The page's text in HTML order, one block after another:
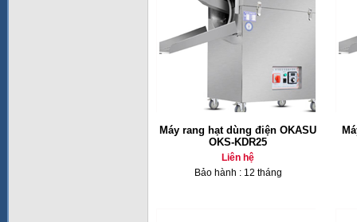
Máy rang hạt dùng điện OKASU
OKS-KDR25
Liên hệ
Bảo hành : 12 tháng